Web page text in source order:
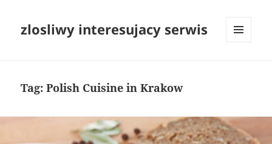
zlosliwy interesujacy serwis
Tag:Polish Cuisine in Krakow